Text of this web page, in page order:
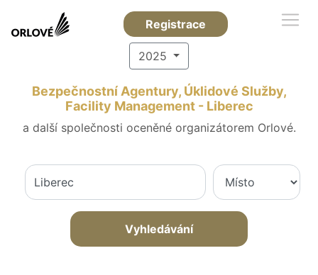
Registrace
2025
Bezpečnostní Agentury, Úklidové Služby,
Facility Management - Liberec
a další společnosti oceněné organizátorem Orlové.
Vyhledávání